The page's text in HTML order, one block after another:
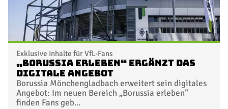
Exklusive Inhalte für VfL-Fans
„Borussia erleben“ ergänzt das
digitale Angebot
Borussia Mönchengladbach erweitert sein digitales
Angebot: Im neuen Bereich „Borussia erleben“
finden Fans geb...